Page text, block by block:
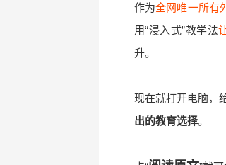
作为全网唯一所有
用“浸入式”教学法
升。
现在就打开电脑，
出的教育选择。